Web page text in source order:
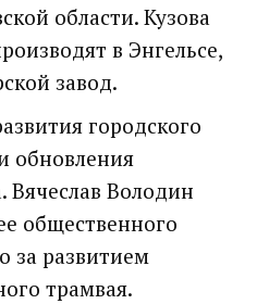
области. Кузова
в Энгельсе,
завод.
городского
обновления
Вячеслав Володин
общественного
за развитием
трамвая.